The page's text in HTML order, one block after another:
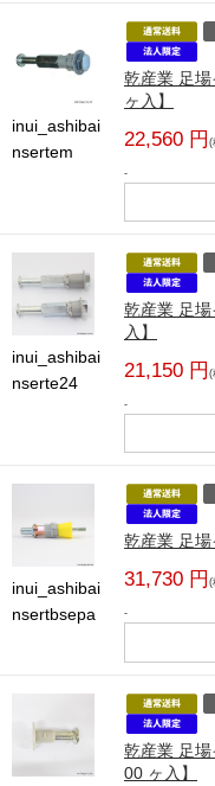
inui_ashibai
nsertem
乾産業 足
ヶ入】
22,560 円 (
-
inui_ashibai
nserte24
乾産業 足
入】
21,150 円 (
-
inui_ashibai
nsertbsepa
乾産業 足場
31,730 円 (
-
乾産業 足
00 ヶ入】